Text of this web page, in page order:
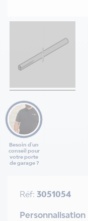
Besoin d'un
conseil pour
votre porte
de garage ?
Réf: 3051054
Personnalisation